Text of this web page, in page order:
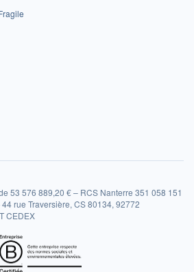
53 576 889,20 € – RCS Nanterre 351 058 151
rue Traversière, CS 80134, 92772
CEDEX